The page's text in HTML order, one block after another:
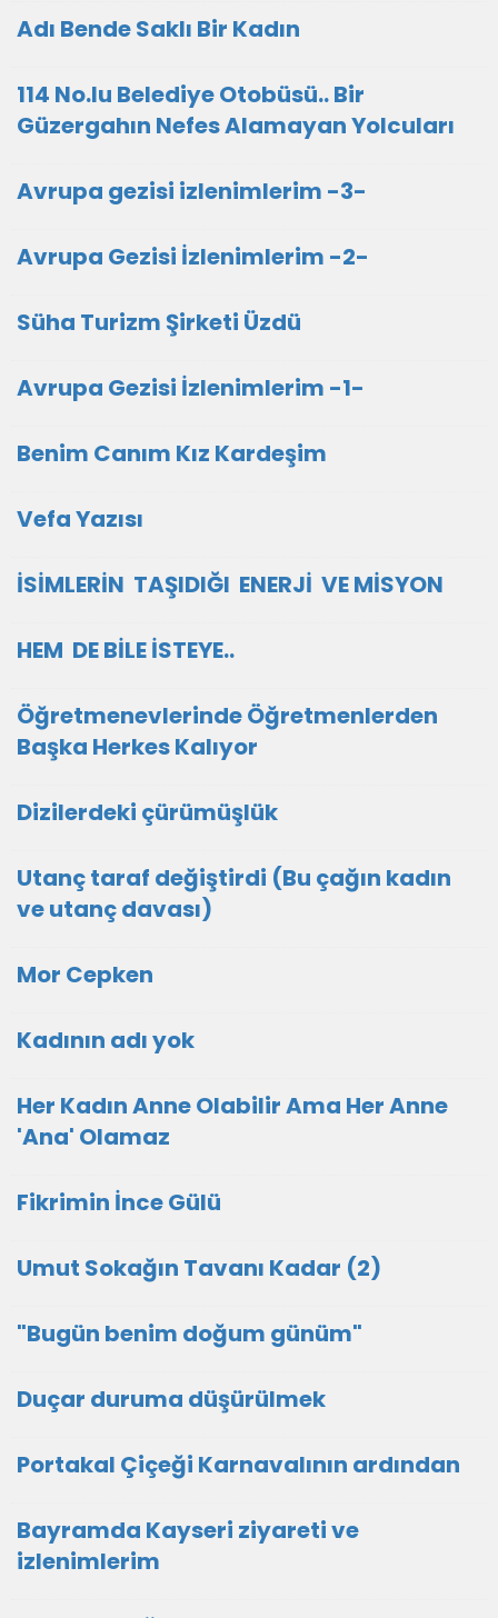
Adı Bende Saklı Bir Kadın
114 No.lu Belediye Otobüsü.. Bir
Güzergahın Nefes Alamayan Yolcuları
Avrupa gezisi izlenimlerim -3-
Avrupa Gezisi İzlenimlerim -2-
Süha Turizm Şirketi Üzdü
Avrupa Gezisi İzlenimlerim -1-
Benim Canım Kız Kardeşim
Vefa Yazısı
İSİMLERİN TAŞIDIĞI ENERJİ VE MİSYON
HEM DE BİLE İSTEYE..
Öğretmenevlerinde Öğretmenlerden
Başka Herkes Kalıyor
Dizilerdeki çürümüşlük
Utanç taraf değiştirdi (Bu çağın kadın
ve utanç davası)
Mor Cepken
Kadının adı yok
Her Kadın Anne Olabilir Ama Her Anne
'Ana' Olamaz
Fikrimin İnce Gülü
Umut Sokağın Tavanı Kadar (2)
"Bugün benim doğum günüm"
Duçar duruma düşürülmek
Portakal Çiçeği Karnavalının ardından
Bayramda Kayseri ziyareti ve
izlenimlerim